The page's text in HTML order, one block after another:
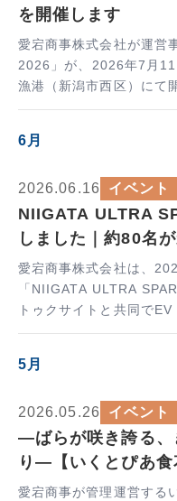
を開催します
愛宕商事株式会社が運営
2026」が、2026年7月
漁港（新潟市西区）にて
潟市西区の新川漁港で開
6月
2026.06.16 イベント
NIIGATA ULTRA
しました｜約80名
愛宕商事株式会社は、
「NIIGATA ULTRA
トゥクサイトと共同でEV
ルスパは、新潟駅・万代
5月
2026.05.26 イベント
―ばらが咲き誇る、
り―【いくとぴあ食
愛宕商事が管理運営する